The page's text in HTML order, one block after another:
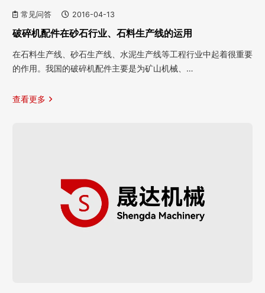
常见问答 2016-04-13
破碎机配件在砂石行业、石料生产线的运用
在石料生产线、砂石生产线、水泥生产线等工程行业中起着很重要
的作用。我国的破碎机配件主要是为矿山机械、…
查看更多